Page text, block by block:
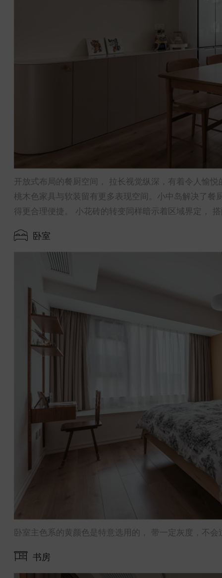
开放式布局的餐厨空间， 拉长视觉纵深，有着令人愉
桃木色家具与软装留有更多表现空间。小中岛解决了
得更合理便捷。 小花砖的转变同样暗示着区域界定，
卧室
卧室主色系的黄颜色是特意选用的， 带一定灰度，不
书房